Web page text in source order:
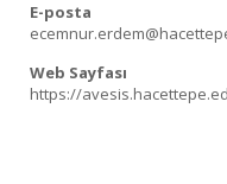
E-posta
Web Sayfası
https://